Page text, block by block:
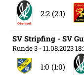
2:2 (2:1)
SV Stripfing - SV
Runde 3 - 11.08.2023
1:0 (1:0)